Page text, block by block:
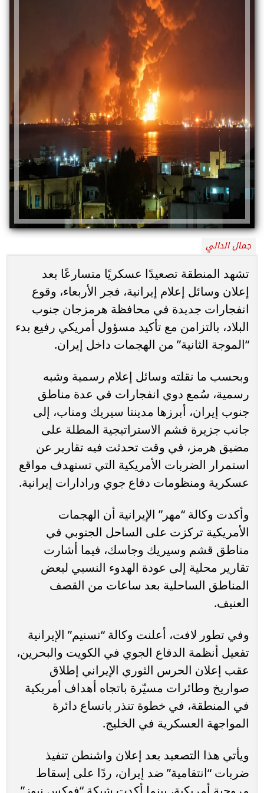
جمال الدالي
تشهد المنطقة تصعيدًا عسكريًا متسارعًا بعد
إعلان وسائل إعلام إيرانية، فجر الأربعاء، وقوع
انفجارات جديدة في محافظة هرمزجان جنوب
البلاد، بالتزامن مع تأكيد مسؤول أمريكي رفيع بدء
“الموجة الثانية” من الهجمات داخل إيران.
وبحسب ما نقلته وسائل إعلام رسمية وشبه
رسمية، سُمع دوي انفجارات في عدة مناطق
جنوب إيران، أبرزها مدينتا سيريك ومناب، إلى
جانب جزيرة قشم الاستراتيجية المطلة على
مضيق هرمز، في وقت تحدثت فيه تقارير عن
استمرار الضربات الأمريكية التي تستهدف مواقع
عسكرية ومنظومات دفاع جوي ورادارات إيرانية.
وأكدت وكالة “مهر” الإيرانية أن الهجمات
الأمريكية تركزت على الساحل الجنوبي في
مناطق قشم وسيريك وجاسك، فيما أشارت
تقارير محلية إلى عودة الهدوء النسبي لبعض
المناطق الساحلية بعد ساعات من القصف
العنيف.
وفي تطور لافت، أعلنت وكالة “تسنيم” الإيرانية
تفعيل أنظمة الدفاع الجوي في الكويت والبحرين،
عقب إعلان الحرس الثوري الإيراني إطلاق
صواريخ وطائرات مسيّرة باتجاه أهداف أمريكية
في المنطقة، في خطوة تنذر باتساع دائرة
المواجهة العسكرية في الخليج.
ويأتي هذا التصعيد بعد إعلان واشنطن تنفيذ
ضربات “انتقامية” ضد إيران، ردًا على إسقاط